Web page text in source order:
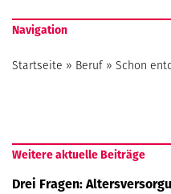
Navigation
Startseite » Beruf» Schon
Weitere aktuelle Beiträge
Drei Fragen: